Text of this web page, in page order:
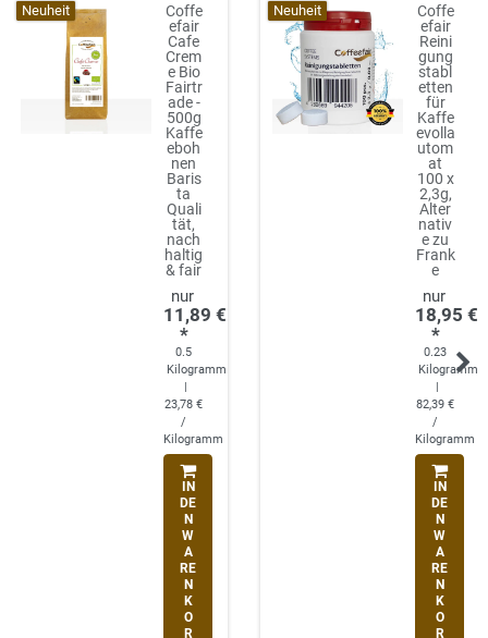
Neuheit
Coffe
efair
Cafe
Crem
e Bio
Fairtr
ade -
500g
Kaffe
eboh
nen
Baris
ta
Quali
tät,
nach
haltig
& fair
11,89 €
*
0.5
Kilogramm
23,78 €
/
Kilogramm
IN
DE
N
W
A
RE
N
K
O
R
Neuheit
Coffe
efair
Reini
gung
stabl
etten
für
Kaffe
evolla
utom
at
100 x
2,3g,
Alter
nativ
e zu
Frank
e
18,95 €
*
0.23
Kilogramm
82,39 €
/
Kilogramm
IN
DE
N
W
A
RE
N
K
O
R